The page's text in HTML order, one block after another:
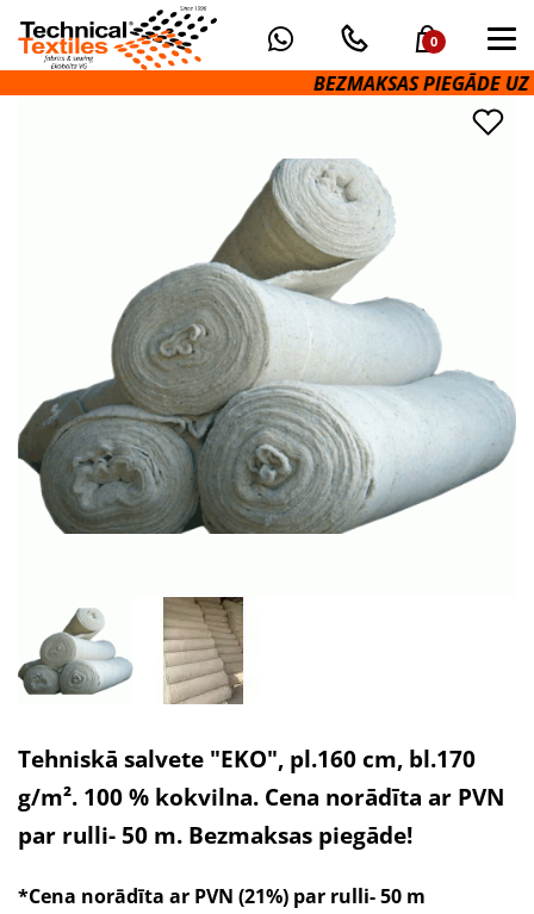
0
BEZMAKSAS PIEGĀDE
Tehniskā salvete "EKO", pl.160 cm, bl.170
g/m². 100 % kokvilna. Cena norādīta ar PVN
par rulli- 50 m. Bezmaksas piegāde!
*Cena norādīta ar PVN (21%) par rulli- 50 m